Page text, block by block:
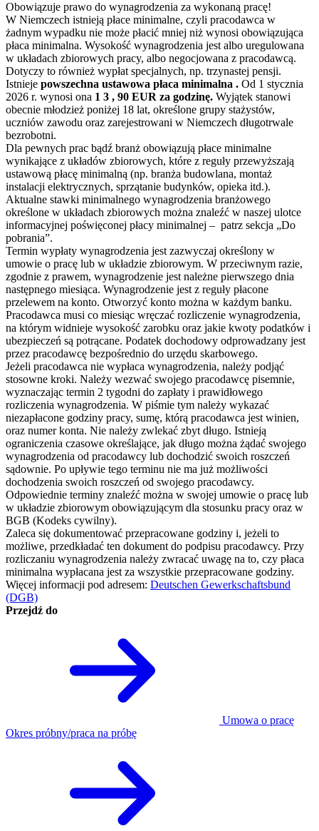
Obowiązuje prawo do wynagrodzenia za wykonaną pracę!
W Niemczech istnieją płace minimalne, czyli pracodawca w
żadnym wypadku nie może płacić mniej niż wynosi obowiązująca
płaca minimalna. Wysokość wynagrodzenia jest albo uregulowana
w układach zbiorowych pracy, albo negocjowana z pracodawcą.
Dotyczy to również wypłat specjalnych, np. trzynastej pensji.
Istnieje powszechna ustawowa płaca minimalna . Od 1 stycznia
2026 r. wynosi ona 1 3 , 90 EUR za godzinę. Wyjątek stanowi
obecnie młodzież poniżej 18 lat, określone grupy stażystów,
uczniów zawodu oraz zarejestrowani w Niemczech długotrwale
bezrobotni.
Dla pewnych prac bądź branż obowiązują płace minimalne
wynikające z układów zbiorowych, które z reguły przewyższają
ustawową płacę minimalną (np. branża budowlana, montaż
instalacji elektrycznych, sprzątanie budynków, opieka itd.).
Aktualne stawki minimalnego wynagrodzenia branżowego
określone w układach zbiorowych można znaleźć w naszej ulotce
informacyjnej poświęconej płacy minimalnej – patrz sekcja „Do
pobrania”.
Termin wypłaty wynagrodzenia jest zazwyczaj określony w
umowie o pracę lub w układzie zbiorowym. W przeciwnym razie,
zgodnie z prawem, wynagrodzenie jest należne pierwszego dnia
następnego miesiąca. Wynagrodzenie jest z reguły płacone
przelewem na konto. Otworzyć konto można w każdym banku.
Pracodawca musi co miesiąc wręczać rozliczenie wynagrodzenia,
na którym widnieje wysokość zarobku oraz jakie kwoty podatków i
ubezpieczeń są potrącane. Podatek dochodowy odprowadzany jest
przez pracodawcę bezpośrednio do urzędu skarbowego.
Jeżeli pracodawca nie wypłaca wynagrodzenia, należy podjąć
stosowne kroki. Należy wezwać swojego pracodawcę pisemnie,
wyznaczając termin 2 tygodni do zapłaty i prawidłowego
rozliczenia wynagrodzenia. W piśmie tym należy wykazać
niezapłacone godziny pracy, sumę, którą pracodawca jest winien,
oraz numer konta. Nie należy zwlekać zbyt długo. Istnieją
ograniczenia czasowe określające, jak długo można żądać swojego
wynagrodzenia od pracodawcy lub dochodzić swoich roszczeń
sądownie. Po upływie tego terminu nie ma już możliwości
dochodzenia swoich roszczeń od swojego pracodawcy.
Odpowiednie terminy znaleźć można w swojej umowie o pracę lub
w układzie zbiorowym obowiązującym dla stosunku pracy oraz w
BGB (Kodeks cywilny).
Zaleca się dokumentować przepracowane godziny i, jeżeli to
możliwe, przedkładać ten dokument do podpisu pracodawcy. Przy
rozliczaniu wynagrodzenia należy zwracać uwagę na to, czy płaca
minimalna wypłacana jest za wszystkie przepracowane godziny.
Więcej informacji pod adresem: Deutschen Gewerkschaftsbund
(DGB)
Przejdź do
Umowa o pracę
Okres próbny/praca na próbę